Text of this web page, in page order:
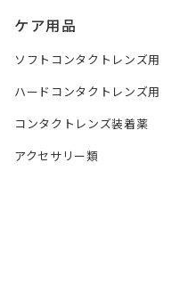
ケア用品
ソフトコンタクトレンズ用
ハードコンタクトレンズ用
コンタクトレンズ装着薬
アクセサリー類